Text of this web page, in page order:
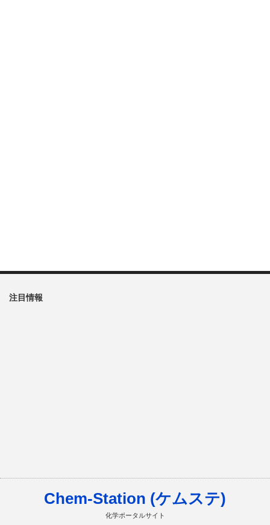
注目情報
Chem-Station (ケムステ)
化学ポータルサイト